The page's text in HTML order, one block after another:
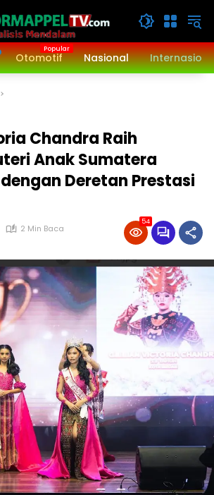
Otomotif Nasional
Chandra Raih
Anak Sumatera
Deretan Prestasi
2 Min Baca
54